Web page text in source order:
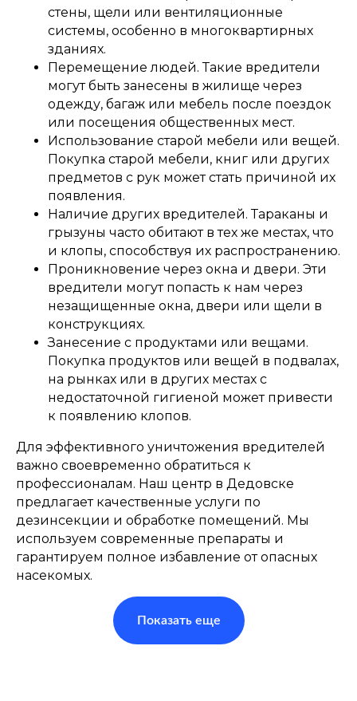
стены, щели или вентиляционные
системы, особенно в многоквартирных
зданиях.
Перемещение людей. Такие вредители
могут быть занесены в жилище через
одежду, багаж или мебель после поездок
или посещения общественных мест.
Использование старой мебели или вещей.
Покупка старой мебели, книг или других
предметов с рук может стать причиной их
появления.
Наличие других вредителей. Тараканы и
грызуны часто обитают в тех же местах, что
и клопы, способствуя их распространению.
Проникновение через окна и двери. Эти
вредители могут попасть к нам через
незащищенные окна, двери или щели в
конструкциях.
Занесение с продуктами или вещами.
Покупка продуктов или вещей в подвалах,
на рынках или в других местах с
недостаточной гигиеной может привести
к появлению клопов.
Для эффективного уничтожения вредителей
важно своевременно обратиться к
профессионалам. Наш центр в Дедовске
предлагает качественные услуги по
дезинсекции и обработке помещений. Мы
используем современные препараты и
гарантируем полное избавление от опасных
насекомых.
Показать еще